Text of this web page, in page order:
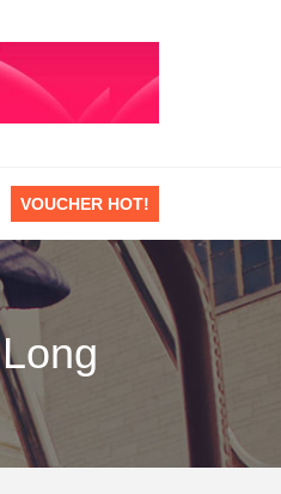
VOUCHER HOT!